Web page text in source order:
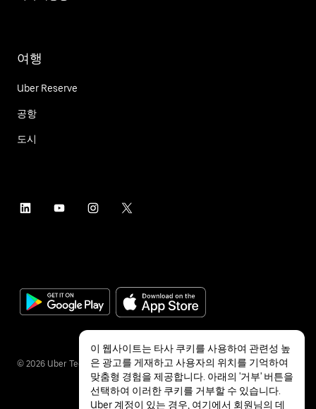
여행
Uber Reserve
공항
도시
© 2026 Uber Technologies Inc.
이 웹사이트는 타사 쿠키를 사용하여 관련성 높
은 광고를 게재하고 사용자의 위치를 기억하여
맞춤형 경험을 제공합니다. 아래의 '거부' 버튼을
선택하여 이러한 쿠키를 거부할 수 있습니다.
Uber 계정이 있는 경우, 여기에서 회원님의 데